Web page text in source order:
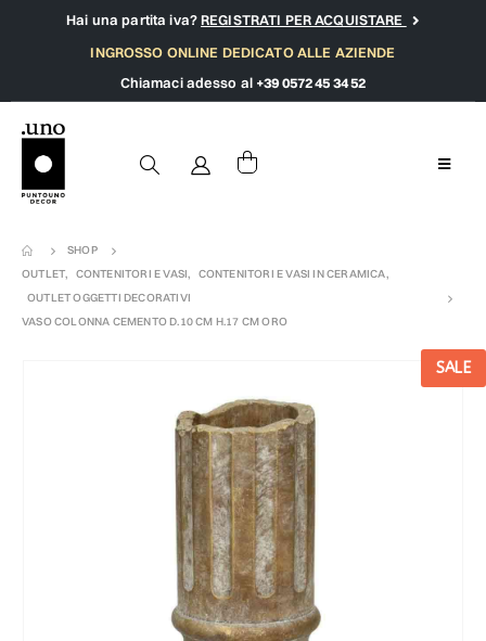
Hai una partita iva?REGISTRATI PER ACQUISTARE
INGROSSO ONLINE DEDICATO ALLE AZIENDE
Chiamaci adesso al +39 0572 45 34 52
SHOP
OUTLET, CONTENITORI E VASI, CONTENITORI E VASI IN CERAMICA,
OUTLET OGGETTI DECORATIVI
VASO COLONNA CEMENTO D.10 CM H.17 CM ORO
SALE